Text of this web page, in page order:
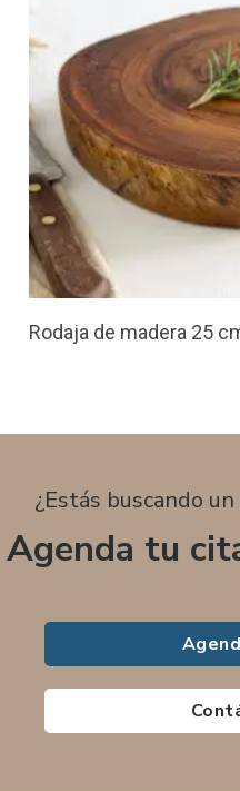
Rodaja de madera 25
¿Estás buscando
Agenda tu